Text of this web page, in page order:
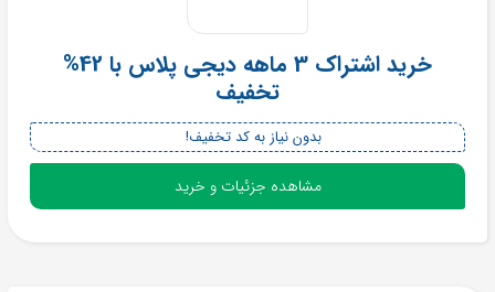
خرید اشتراک 3 ماهه دیجی پلاس با 42%
تخفیف
بدون نیاز به کد تخفیف!
مشاهده جزئیات و خرید